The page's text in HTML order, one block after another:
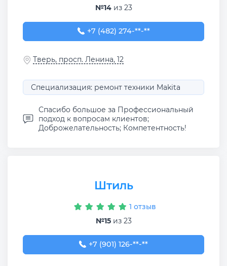
№14из 23
+7 (482) 274-01-12
+7 (482) 274-**-**
Тверь, просп. Ленина, 12
Специализация: ремонт техники Makita
Спасибо большое за Профессиональный
подход к вопросам клиентов;
Доброжелательность; Компетентность!
Штиль
1 отзыв
№15из 23
+7 (901) 126-02-06
+7 (901) 126-**-**